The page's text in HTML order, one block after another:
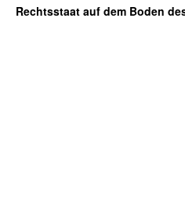
Rechtsstaat auf dem Boden